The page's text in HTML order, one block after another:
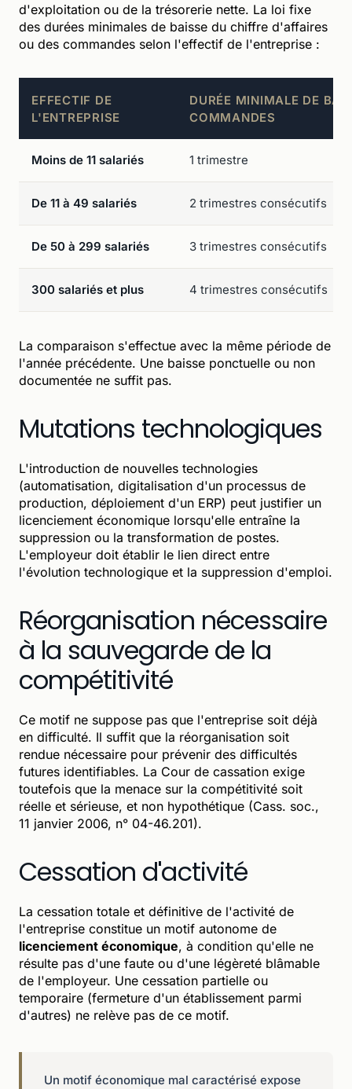
d'exploitation ou de la trésorerie nette. La loi fixe
des durées minimales de baisse du chiffre d'affaires
ou des commandes selon l'effectif de l'entreprise :
EFFECTIF DE
L'ENTREPRISE
DURÉE MINIMALE DE
COMMANDES
Moins de 11 salariés 1 trimestre
De 11 à 49 salariés 2 trimestres consécutifs
De 50 à 299 salariés 3 trimestres consécutifs
300 salariés et plus 4 trimestres consécutifs
La comparaison s'effectue avec la même période de
l'année précédente. Une baisse ponctuelle ou non
documentée ne suffit pas.
Mutations technologiques
L'introduction de nouvelles technologies
(automatisation, digitalisation d'un processus de
production, déploiement d'un ERP) peut justifier un
licenciement économique lorsqu'elle entraîne la
suppression ou la transformation de postes.
L'employeur doit établir le lien direct entre
l'évolution technologique et la suppression d'emploi.
Réorganisation nécessaire
à la sauvegarde de la
compétitivité
Ce motif ne suppose pas que l'entreprise soit déjà
en difficulté. Il suffit que la réorganisation soit
rendue nécessaire pour prévenir des difficultés
futures identifiables. La Cour de cassation exige
toutefois que la menace sur la compétitivité soit
réelle et sérieuse, et non hypothétique (Cass. soc.,
11 janvier 2006, n° 04-46.201).
Cessation d'activité
La cessation totale et définitive de l'activité de
l'entreprise constitue un motif autonome de
licenciement économique, à condition qu'elle ne
résulte pas d'une faute ou d'une légèreté blâmable
de l'employeur. Une cessation partielle ou
temporaire (fermeture d'un établissement parmi
d'autres) ne relève pas de ce motif.
Un motif économique mal caractérisé expose